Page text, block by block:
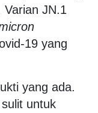
JN.1
19 yang
yang ada.
untuk